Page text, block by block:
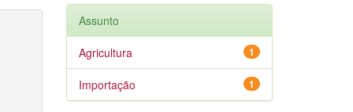
Assunto
1
Agricultura
1
Importação